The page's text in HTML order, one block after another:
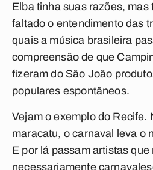
Elba tinha suas razões, mas
faltado o entendimento das
quais a música brasileira
compreensão de que
fizeram do São João
populares espontâneos.
Vejam o exemplo do Recife.
maracatu, o carnaval leva o
E por lá passam artistas que
necessariamente